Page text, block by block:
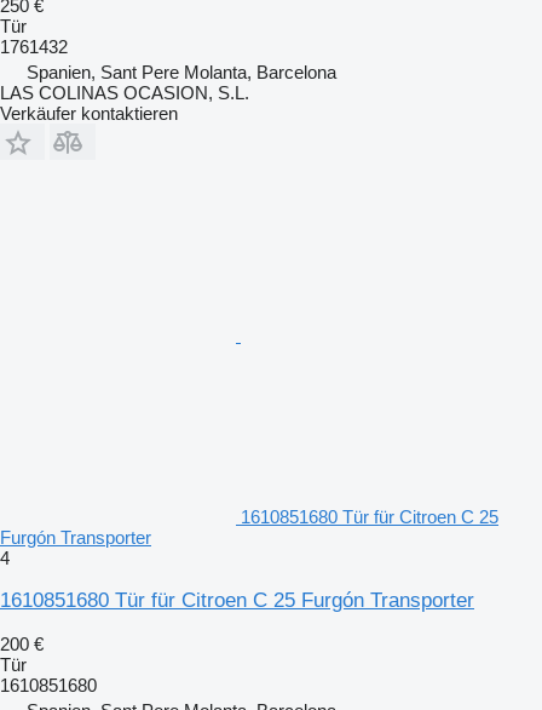
250 €
Tür
1761432
Spanien, Sant Pere Molanta, Barcelona
LAS COLINAS OCASION, S.L.
Verkäufer kontaktieren
1610851680 Tür für Citroen C 25
Furgón Transporter
4
1610851680 Tür für Citroen C 25 Furgón Transporter
200 €
Tür
1610851680